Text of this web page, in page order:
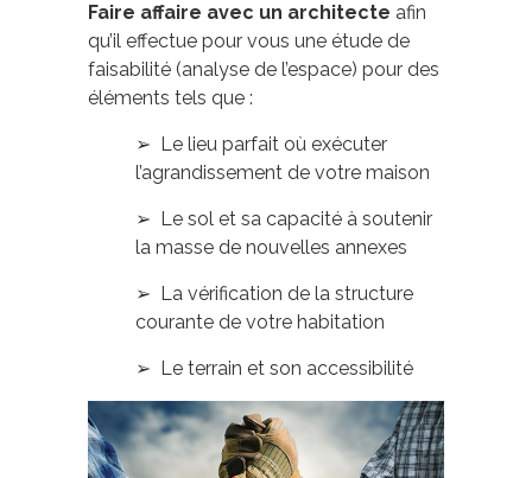
Faire affaire avec un architecte afin
qu’il effectue pour vous une étude de
faisabilité (analyse de l’espace) pour des
éléments tels que :
➢ Le lieu parfait où exécuter
l’agrandissement de votre maison
➢ Le sol et sa capacité à soutenir
la masse de nouvelles annexes
➢ La vérification de la structure
courante de votre habitation
➢ Le terrain et son accessibilité